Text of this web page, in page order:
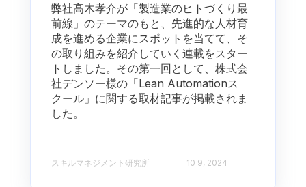
弊社高木孝介が「製造業のヒトづくり最
前線」のテーマのもと、先進的な人材育
成を進める企業にスポットを当てて、そ
の取り組みを紹介していく連載をスター
トしました。その第一回として、株式会
社デンソー様の「Lean Automationス
クール」に関する取材記事が掲載されま
した。
スキルマネジメント研究所 10 9, 2024